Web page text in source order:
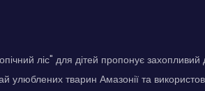
ліс" для дітей пропонує
тварин Амазонії та